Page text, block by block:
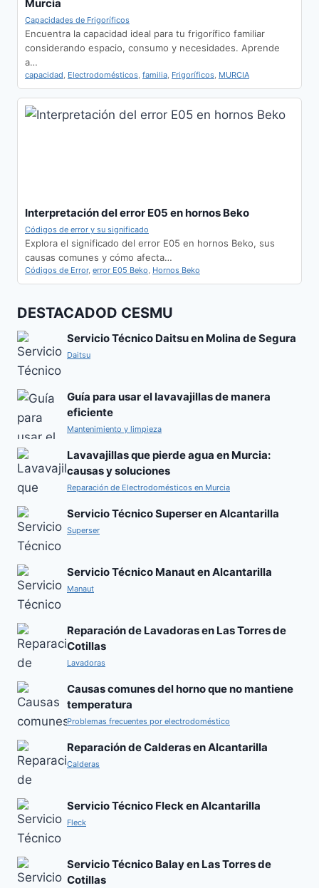
Murcia
Capacidades de Frigoríficos
Encuentra la capacidad ideal para tu frigorífico familiar
considerando espacio, consumo y necesidades. Aprende
a…
capacidad Electrodomésticos familia Frigoríficos MURCIA
Interpretación del error E05 en hornos Beko
Códigos de error y su significado
Explora el significado del error E05 en hornos Beko, sus
causas comunes y cómo afecta…
Códigos de Error, error E05 Beko Hornos Beko
DESTACADOD CESMU
Servicio Técnico Daitsu en Molina de Segura
Daitsu
Guía para usar el lavavajillas de manera
eficiente
Mantenimiento y limpieza
Lavavajillas que pierde agua en Murcia:
causas y soluciones
Reparación de Electrodomésticos en Murcia
Servicio Técnico Superser en Alcantarilla
Superser
Servicio Técnico Manaut en Alcantarilla
Manaut
Reparación de Lavadoras en Las Torres de
Cotillas
Lavadoras
Causas comunes del horno que no mantiene
temperatura
Problemas frecuentes por electrodoméstico
Reparación de Calderas en Alcantarilla
Calderas
Servicio Técnico Fleck en Alcantarilla
Fleck
Servicio Técnico Balay en Las Torres de
Cotillas